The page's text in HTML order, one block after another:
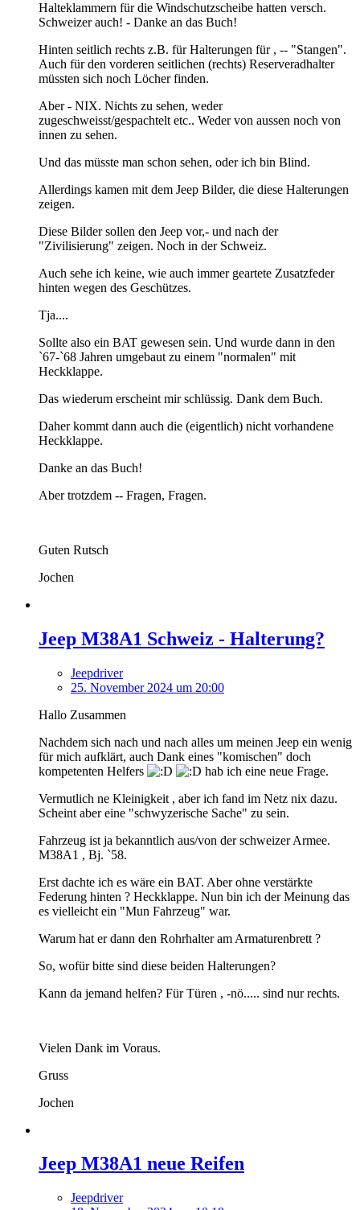
Halteklammern für die Windschutzscheibe hatten versch.
Schweizer auch! - Danke an das Buch!
Hinten seitlich rechts z.B. für Halterungen für , -- "Stangen".
Auch für den vorderen seitlichen (rechts) Reserveradhalter
müssten sich noch Löcher finden.
Aber - NIX. Nichts zu sehen, weder
zugeschweisst/gespachtelt etc.. Weder von aussen noch von
innen zu sehen.
Und das müsste man schon sehen, oder ich bin Blind.
Allerdings kamen mit dem Jeep Bilder, die diese Halterungen
zeigen.
Diese Bilder sollen den Jeep vor,- und nach der
"Zivilisierung" zeigen. Noch in der Schweiz.
Auch sehe ich keine, wie auch immer geartete Zusatzfeder
hinten wegen des Geschützes.
Tja....
Sollte also ein BAT gewesen sein. Und wurde dann in den
`67-`68 Jahren umgebaut zu einem "normalen" mit
Heckklappe.
Das wiederum erscheint mir schlüssig. Dank dem Buch.
Daher kommt dann auch die (eigentlich) nicht vorhandene
Heckklappe.
Danke an das Buch!
Aber trotzdem -- Fragen, Fragen.
Guten Rutsch
Jochen
Jeep M38A1 Schweiz - Halterung?
Jeepdriver
25. November 2024 um 20:00
Hallo Zusammen
Nachdem sich nach und nach alles um meinen Jeep ein wenig
für mich aufklärt, auch Dank eines "komischen" doch
kompetenten Helfers
hab ich eine neue Frage.
Vermutlich ne Kleinigkeit , aber ich fand im Netz nix dazu.
Scheint aber eine "schwyzerische Sache" zu sein.
Fahrzeug ist ja bekanntlich aus/von der schweizer Armee.
M38A1 , Bj. `58.
Erst dachte ich es wäre ein BAT. Aber ohne verstärkte
Federung hinten ? Heckklappe. Nun bin ich der Meinung das
es vielleicht ein "Mun Fahrzeug" war.
Warum hat er dann den Rohrhalter am Armaturenbrett ?
So, wofür bitte sind diese beiden Halterungen?
Kann da jemand helfen? Für Türen , -nö..... sind nur rechts.
Vielen Dank im Voraus.
Gruss
Jochen
Jeep M38A1 neue Reifen
Jeepdriver